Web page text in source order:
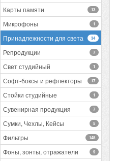
Карты памяти 13
Микрофоны 1
Принадлежности для света 34
Репродукции 7
Свет студийный 1
Софт-боксы и рефлекторы 17
Стойки студийные 1
Сувенирная продукция 7
Сумки, Чехлы, Кейсы 5
Фильтры 148
Фоны, зонты, отражатели 9